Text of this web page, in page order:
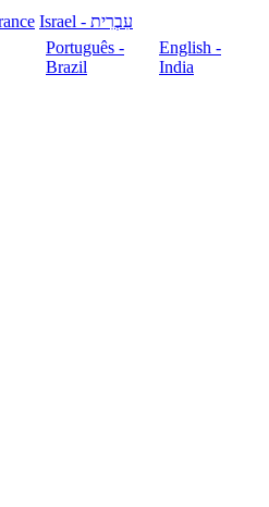
עִבְרִית - Israel
Português -
Brazil
English -
India